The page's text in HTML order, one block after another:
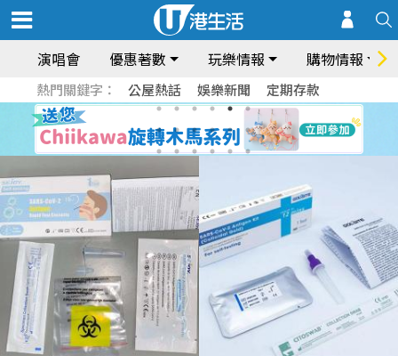
演唱會 優惠著數 玩樂情報 購物情報
熱門關鍵字： 公屋熱話 娛樂新聞 定期存款